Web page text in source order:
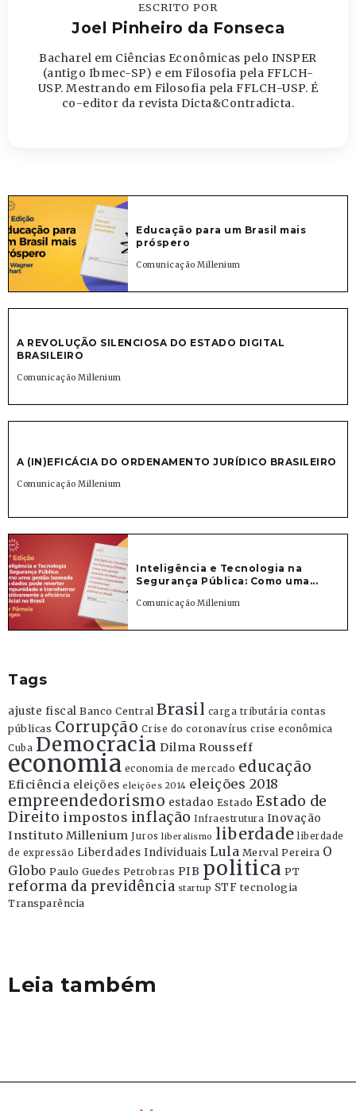
ESCRITO POR
Joel Pinheiro da Fonseca
Bacharel em Ciências Econômicas pelo INSPER
(antigo Ibmec-SP) e em Filosofia pela FFLCH-
USP. Mestrando em Filosofia pela FFLCH-USP. É
co-editor da revista Dicta&Contradicta.
Educação para um Brasil mais
próspero
Comunicação Millenium
A REVOLUÇÃO SILENCIOSA DO ESTADO DIGITAL
BRASILEIRO
Comunicação Millenium
A (IN)EFICÁCIA DO ORDENAMENTO JURÍDICO BRASILEIRO
Comunicação Millenium
Inteligência e Tecnologia na
Segurança Pública: Como uma...
Comunicação Millenium
Tags
ajuste fiscal Banco Central Brasil carga tributária contas
públicas Corrupção Crise do coronavírus crise econômica
Cuba Democracia Dilma Rousseff
economia economia de mercado educação
Eficiência eleições eleições 2014 eleições 2018
empreendedorismo estadao Estado Estado de
Direito impostos inflação Infraestrutura Inovação
Instituto Millenium Juros liberalismo liberdade liberdade
de expressão Liberdades Individuais Lula Merval Pereira O
Globo Paulo Guedes Petrobras PIB politica PT
reforma da previdência startup STF tecnologia
Transparência
Leia também